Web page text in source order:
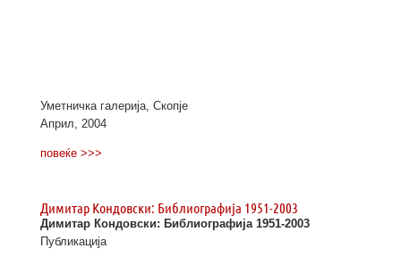
Уметничка галерија, Скопје
Април, 2004
повеќе >>>
Димитар Кондовски: Библиографија 1951-2003
Димитар Кондовски: Библиографија 1951-2003
Публикација